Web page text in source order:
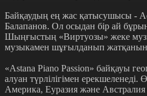
Байқаудың ең жас қатысушысы -
Балапанов. Ол осыдан бір ай
Шыңғыстың «Виртуозы» жеке
музыкамен шұғылданып
«Astana Piano Passion» байқауы
алуан түрлілігімен ерекшеленеді.
Америка, Еуразия және Австралия